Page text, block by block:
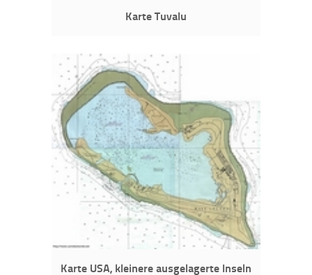
Karte Tuvalu
Karte USA, kleinere ausgelagerte Inseln